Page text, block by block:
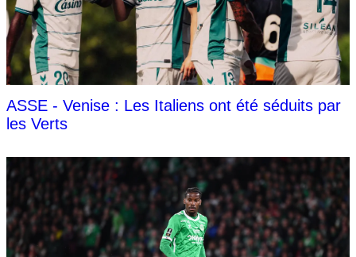
ASSE - Venise : Les Italiens ont été séduits par
les Verts